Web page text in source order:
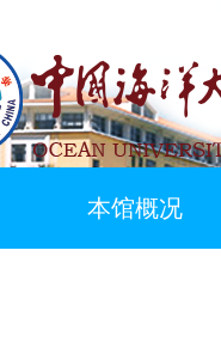
本馆概况